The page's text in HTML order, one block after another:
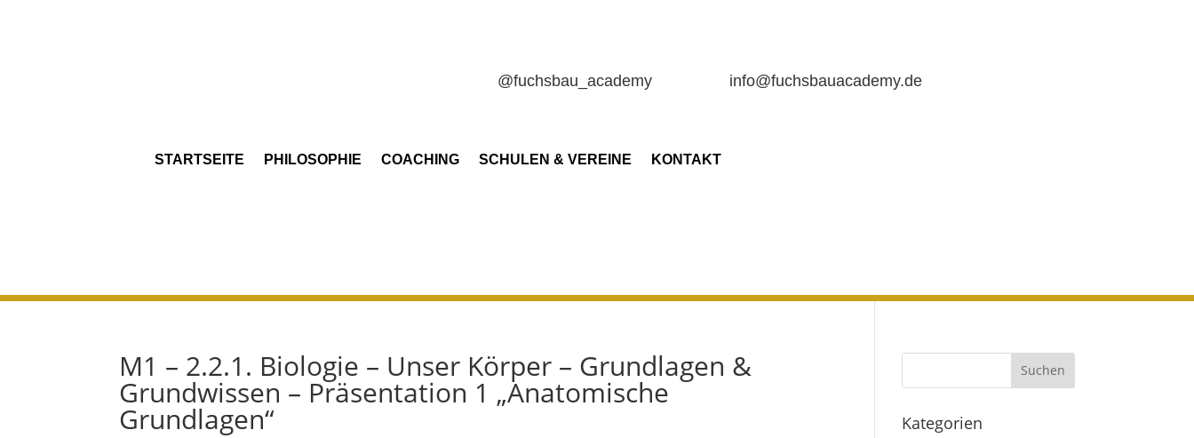
@fuchsbau_academy info@fuchsbauacademy.de
STARTSEITE PHILOSOPHIE COACHING SCHULEN & VEREINE KONTAKT
M1 – 2.2.1. Biologie – Unser Körper – Grundlagen &
Grundwissen – Präsentation 1 „Anatomische
Grundlagen“ Kategorien